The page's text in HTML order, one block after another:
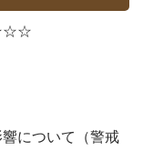
について（警戒